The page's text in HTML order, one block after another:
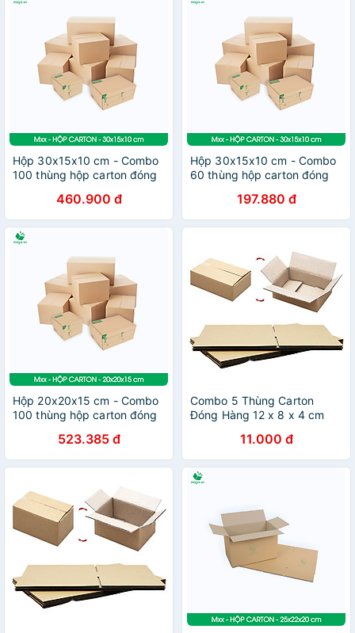
Hộp 30x15x10 cm - Combo
100 thùng hộp carton đóng
460.900 đ
Hộp 30x15x10 cm - Combo
60 thùng hộp carton đóng
197.880 đ
Hộp 20x20x15 cm - Combo
100 thùng hộp carton đóng
523.385 đ
Combo 5 Thùng Carton
Đóng Hàng 12 x 8 x 4 cm
11.000 đ